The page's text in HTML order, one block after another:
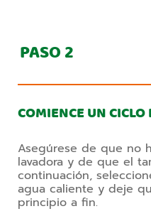
PASO2
COMIENCE UN
Asegúrese de que no
lavadora y de que el
continuación,
agua caliente y deje
principio a fin.